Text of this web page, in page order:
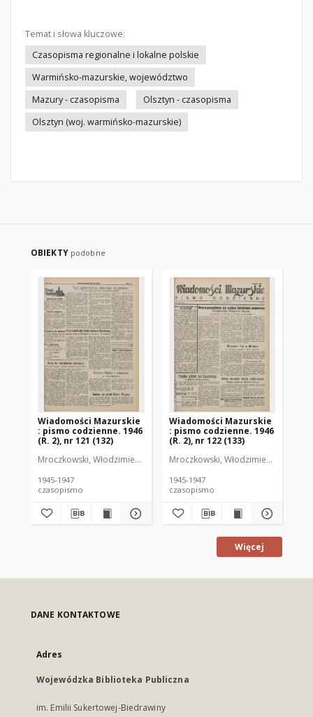
Temat i słowa kluczowe:
Czasopisma regionalne i lokalne polskie
Warmińsko-mazurskie, województwo
Mazury - czasopisma
Olsztyn - czasopisma
Olsztyn (woj. warmińsko-mazurskie)
OBIEKTY podobne
Wiadomości Mazurskie
: pismo codzienne. 1946
(R. 2), nr 121 (132)
Mroczkowski, Włodzimierz (1902-1971). Redaktor
1945-1947
czasopismo
Wiadomości Mazurskie
: pismo codzienne. 1946
(R. 2), nr 122 (133)
Mroczkowski, Włodzimierz (1902-
1945-1947
czasopismo
Więcej
DANE KONTAKTOWE
Adres
Wojewódzka Biblioteka Publiczna
im. Emilii Sukertowej-Biedrawiny